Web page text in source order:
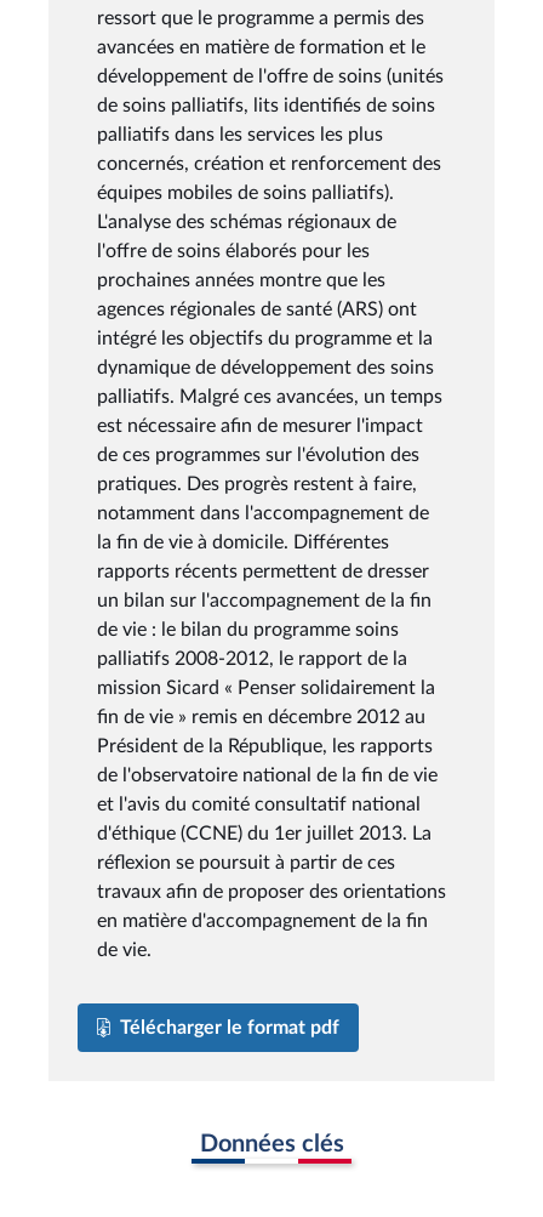
ressort que le programme a permis des
avancées en matière de formation et le
développement de l'offre de soins (unités
de soins palliatifs, lits identifiés de soins
palliatifs dans les services les plus
concernés, création et renforcement des
équipes mobiles de soins palliatifs).
L'analyse des schémas régionaux de
l'offre de soins élaborés pour les
prochaines années montre que les
agences régionales de santé (ARS) ont
intégré les objectifs du programme et la
dynamique de développement des soins
palliatifs. Malgré ces avancées, un temps
est nécessaire afin de mesurer l'impact
de ces programmes sur l'évolution des
pratiques. Des progrès restent à faire,
notamment dans l'accompagnement de
la fin de vie à domicile. Différentes
rapports récents permettent de dresser
un bilan sur l'accompagnement de la fin
de vie : le bilan du programme soins
palliatifs 2008-2012, le rapport de la
mission Sicard « Penser solidairement la
fin de vie » remis en décembre 2012 au
Président de la République, les rapports
de l'observatoire national de la fin de vie
et l'avis du comité consultatif national
d'éthique (CCNE) du 1er juillet 2013. La
réflexion se poursuit à partir de ces
travaux afin de proposer des orientations
en matière d'accompagnement de la fin
de vie.
Télécharger le format pdf
Données clés